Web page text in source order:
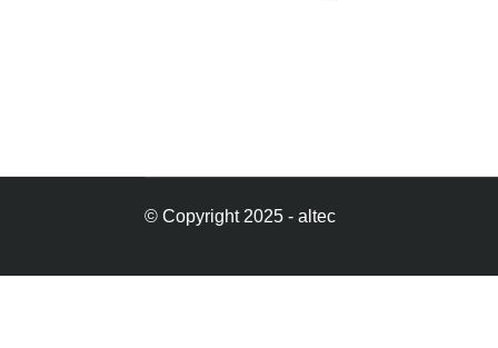
© Copyright 2025 - altec